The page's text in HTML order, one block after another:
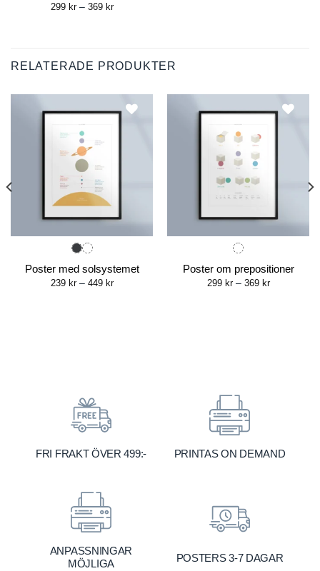
299 kr – 369 krPrice
RELATERADE PRODUKTER
Poster med solsystemet
239 kr – 449 krPrice
Poster om prepositioner
299 kr – 369 krPrice
FRI FRAKT ÖVER 499:- PRINTAS ON DEMAND
ANPASSNINGAR
MÖJLIGA
POSTERS 3-7 DAGAR